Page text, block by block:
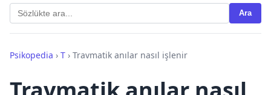
Ara
Psikopedia › T › Travmatik anılar nasıl işlenir